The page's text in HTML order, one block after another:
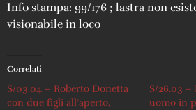
Info stampa: 99/176 ; lastra non
visionabile in loco
Correlati
S/03.04 – Roberto Donetta
con due figli all’aperto,
S/26.03
uomo in